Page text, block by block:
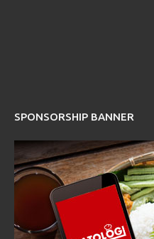
SPONSORSHIP BANNER